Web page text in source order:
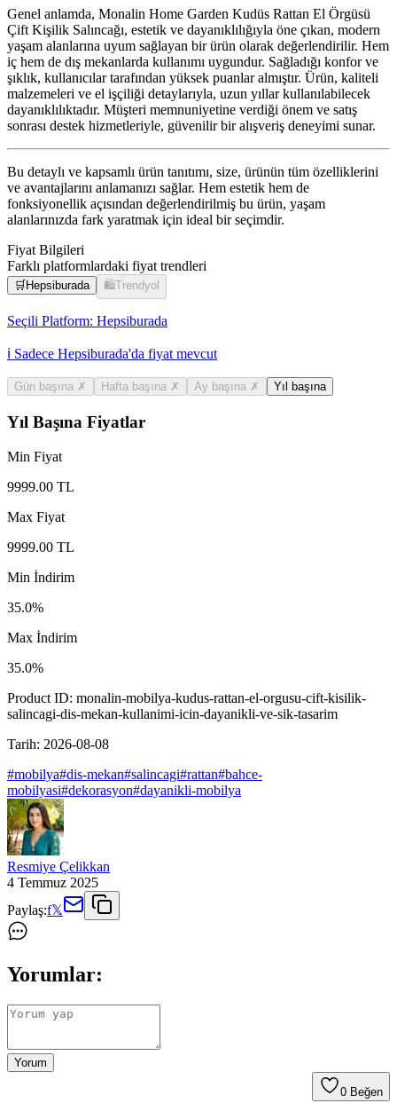
Genel anlamda, Monalin Home Garden Kudüs Rattan El Örgüsü
Çift Kişilik Salıncağı, estetik ve dayanıklılığıyla öne çıkan, modern
yaşam alanlarına uyum sağlayan bir ürün olarak değerlendirilir. Hem
iç hem de dış mekanlarda kullanımı uygundur. Sağladığı konfor ve
şıklık, kullanıcılar tarafından yüksek puanlar almıştır. Ürün, kaliteli
malzemeleri ve el işçiliği detaylarıyla, uzun yıllar kullanılabilecek
dayanıklılıktadır. Müşteri memnuniyetine verdiği önem ve satış
sonrası destek hizmetleriyle, güvenilir bir alışveriş deneyimi sunar.
Bu detaylı ve kapsamlı ürün tanıtımı, size, ürünün tüm özelliklerini
ve avantajlarını anlamanızı sağlar. Hem estetik hem de
fonksiyonellik açısından değerlendirilmiş bu ürün, yaşam
alanlarınızda fark yaratmak için ideal bir seçimdir.
Fiyat Bilgileri
Farklı platformlardaki fiyat trendleri
🛒 Hepsiburada 🛍️Trendyol
Seçili Platform: Hepsiburada
ℹ️ Sadece Hepsiburada'da fiyat mevcut
Gün başına ✗ Hafta başına ✗ Ay başına ✗ Yıl başına
Yıl Başına Fiyatlar
Min Fiyat
9999.00 TL
Max Fiyat
9999.00 TL
Min İndirim
35.0%
Max İndirim
35.0%
Product ID: monalin-mobilya-kudus-rattan-el-orgusu-cift-kisilik-
salincagi-dis-mekan-kullanimi-icin-dayanikli-ve-sik-tasarim
Tarih: 2026-08-08
#mobilya#dis-mekan#salincagi#rattan#bahce-
mobilyasi#dekorasyon#dayanikli-mobilya
Resmiye Çelikkan
4 Temmuz 2025
Paylaş:f𝕏
Yorumlar:
Yorum
0 Beğen